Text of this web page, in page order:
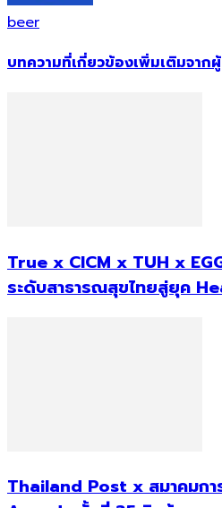
beer
บทความที่เกี่ยวข้องเพิ่มเติมจาก
True x CICM x TUH x
ระดับสาธารณสุขไทยสู่ยุค
Thailand Post x สมาคมก